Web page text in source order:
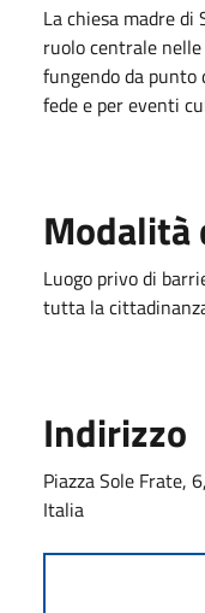
La chiesa madre di
ruolo centrale
fungendo da punto
fede e per eventi
Modalità
Luogo privo di
tutta la
Indirizzo
Piazza Sole Frate,
Italia